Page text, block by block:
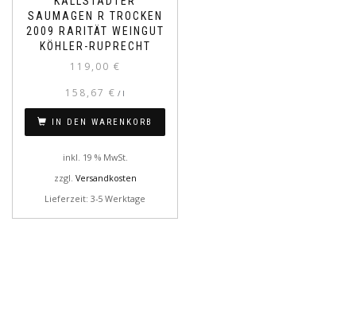
SAUMAGEN R TROCKEN
2009 RARITÄT WEINGUT
KÖHLER-RUPRECHT
119,00 €
158,67 € / l
IN DEN WARENKORB
inkl. 19 % MwSt.
zzgl. Versandkosten
Lieferzeit: 3-5 Werktage